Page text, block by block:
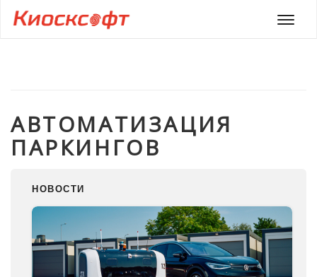
Меню
АВТОМАТИЗАЦИЯ
ПАРКИНГОВ
НОВОСТИ